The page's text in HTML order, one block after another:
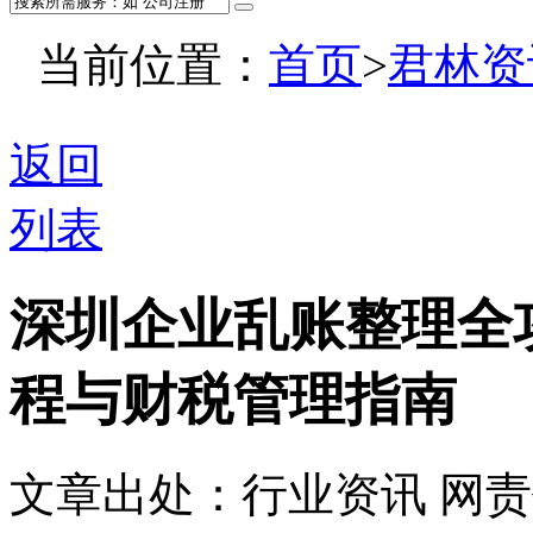
当前位置： 首页>君林
返回
列表
深圳企业乱账整理
程与财税管理指南
文章出处：行业资讯 网